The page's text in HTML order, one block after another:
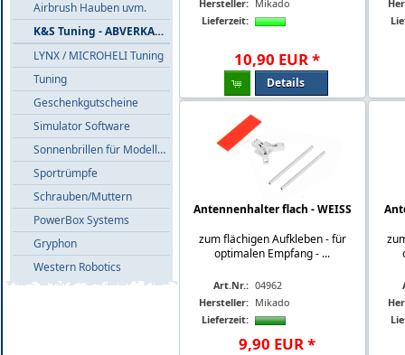
Airbrush Hauben uvm.
K&S Tuning - ABVERKAUF
LYNX / MICROHELI Tuning
Tuning
Geschenkgutscheine
Simulator Software
Sonnenbrillen für Modellflieger
Sportrümpfe
Schrauben/Muttern
PowerBox Systems
Gryphon
Western Robotics
Hersteller: Mikado
Lieferzeit:
10,90 EUR*
Details
Antennenhalter flach - WEISS
zum flächigen Aufkleben - für
optimalen Empfang - ...
Art.Nr.: 04962
Hersteller: Mikado
Lieferzeit:
9,90 EUR*